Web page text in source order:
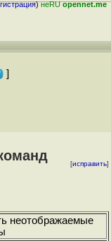
)неRUopennet.me
]
[исправить]
неотображаемые